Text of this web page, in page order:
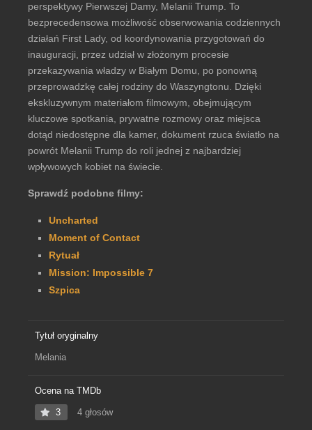
perspektywy Pierwszej Damy, Melanii Trump. To
bezprecedensowa możliwość obserwowania codziennych
działań First Lady, od koordynowania przygotowań do
inauguracji, przez udział w złożonym procesie
przekazywania władzy w Białym Domu, po ponowną
przeprowadzkę całej rodziny do Waszyngtonu. Dzięki
ekskluzywnym materiałom filmowym, obejmującym
kluczowe spotkania, prywatne rozmowy oraz miejsca
dotąd niedostępne dla kamer, dokument rzuca światło na
powrót Melanii Trump do roli jednej z najbardziej
wpływowych kobiet na świecie.
Sprawdź podobne filmy:
Uncharted
Moment of Contact
Rytuał
Mission: Impossible 7
Szpica
Tytuł oryginalny
Melania
Ocena na TMDb
3 4 głosów